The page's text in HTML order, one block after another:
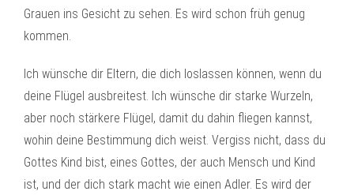
Grauen ins Gesicht zu sehen. Es wird schon früh genug
kommen.
Ich wünsche dir Eltern, die dich loslassen können, wenn du
deine Flügel ausbreitest. Ich wünsche dir starke Wurzeln,
aber noch stärkere Flügel, damit du dahin fliegen kannst,
wohin deine Bestimmung dich weist. Vergiss nicht, dass du
Gottes Kind bist, eines Gottes, der auch Mensch und Kind
ist, und der dich stark macht wie einen Adler. Es wird der